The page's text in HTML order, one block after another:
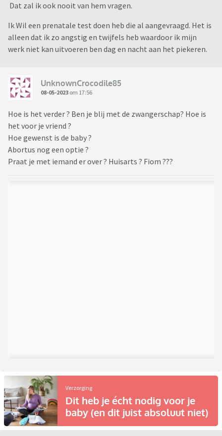
Dat zal ik ook nooit van hem vragen.
Ik Wil een prenatale test doen heb die al aangevraagd. Het is
alleen dat ik zo angstig en twijfels heb waardoor ik mijn
werk niet kan uitvoeren ben dag en nacht aan het piekeren.
UnknownCrocodile85
08-05-2023 om 17:56
Hoe is het verder ? Ben je blij met de zwangerschap? Hoe is
het voor je vriend ?
Hoe gewenst is de baby ?
Abortus nog een optie ?
Praat je met iemand er over ? Huisarts ? Fiom ???
Verzorging
Dit heb je écht nodig voor je
baby (en dit juist absoluut niet)